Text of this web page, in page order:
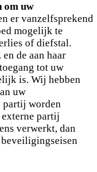
om uw
er vanzelfsprekend
mogelijk te
of diefstal.
de aan haar
tot uw
is. Wij hebben
uw
partij worden
partij
verwerkt, dan